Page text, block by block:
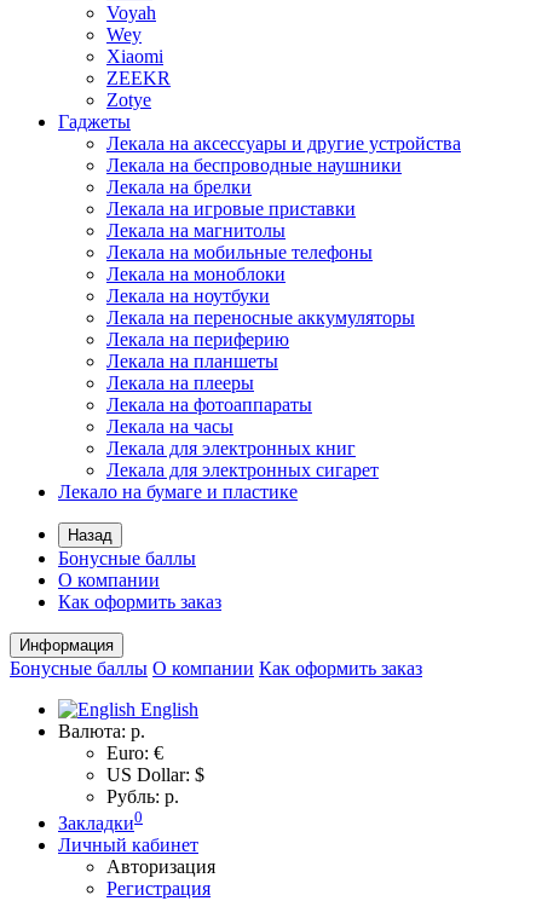
Voyah
Wey
Xiaomi
ZEEKR
Zotye
Гаджеты
Лекала на аксессуары и другие устройства
Лекала на беспроводные наушники
Лекала на брелки
Лекала на игровые приставки
Лекала на магнитолы
Лекала на мобильные телефоны
Лекала на моноблоки
Лекала на ноутбуки
Лекала на переносные аккумуляторы
Лекала на периферию
Лекала на планшеты
Лекала на плееры
Лекала на фотоаппараты
Лекала на часы
Лекала для электронных книг
Лекала для электронных сигарет
Лекало на бумаге и пластике
Назад
Бонусные баллы
О компании
Как оформить заказ
Информация
Бонусные баллы О компании Как оформить заказ
English
Валюта: р.
Euro: €
US Dollar: $
Рубль: р.
Закладки0
Личный кабинет
Авторизация
Регистрация